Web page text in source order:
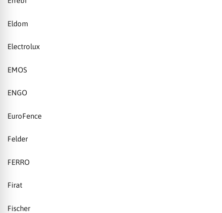
Eldom
Electrolux
EMOS
ENGO
EuroFence
Felder
FERRO
Firat
Fischer